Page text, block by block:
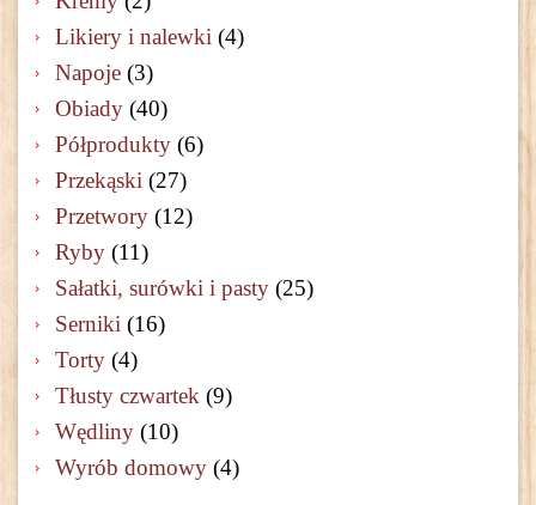
Likiery i nalewki (4)
Napoje (3)
Obiady (40)
Półprodukty (6)
Przekąski (27)
Przetwory (12)
Ryby (11)
Sałatki, surówki i pasty (25)
Serniki (16)
Torty (4)
Tłusty czwartek (9)
Wędliny (10)
Wyrób domowy (4)